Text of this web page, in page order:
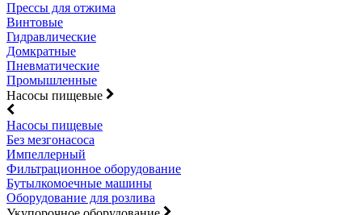
Прессы для отжима
Винтовые
Гидравлические
Домкратные
Пневматические
Промышленные
Насосы пищевые
Насосы пищевые
Без мезгонасоса
Импеллерный
Фильтрационное оборудование
Бутылкомоечные машины
Оборудование для розлива